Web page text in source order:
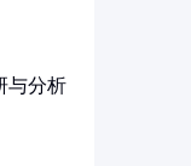
与分析